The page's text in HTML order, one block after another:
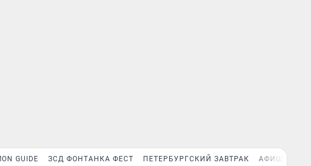
GUIDE ЗСД ФОНТАНКА ФЕСТ ПЕТЕРБУРГСКИЙ ЗАВТРАК АФИША PLUS